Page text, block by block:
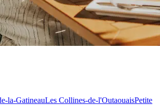
la-GatineauLes Collines-de-l'OutaouaisPetite